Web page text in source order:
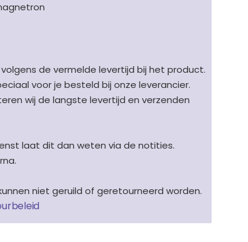
de vermelde levertijd bij het product.
voor je besteld bij onze leverancier.
wij de langste levertijd en verzenden
laat dit dan weten via de notities.
niet geruild of geretourneerd worden.